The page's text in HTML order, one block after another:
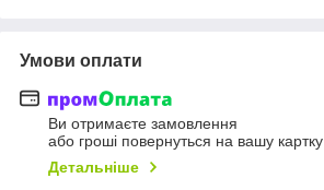
Умови оплати
Ви отримаєте замовлення
або гроші повернуться на вашу картку
Детальніше